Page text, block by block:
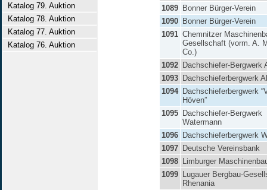
Katalog 79. Auktion
Katalog 78. Auktion
Katalog 77. Auktion
Katalog 76. Auktion
1089 Bonner Bürger-Verein
1090 Bonner Bürger-Verein
1091 Chemnitzer
Gesellschaft (vorm. A.
Co.)
1092 Dachschiefer-Bergwerk
1093 Dachschieferbergwerk
1094 Dachschieferbergwerk
Höven”
1095 Dachschiefer-Bergwerk
Watermann
1096 Dachschieferbergwerk
1097 Deutsche Vereinsbank
1098 Limburger
1099 Lugauer Bergbau-
Rhenania